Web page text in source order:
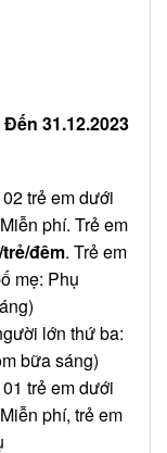
31.12.2023
trẻ em dưới
phí. Trẻ em
trẻ/đêm. Trẻ em
mẹ: Phụ
lớn thứ ba:
bữa sáng)
trẻ em dưới
phí, trẻ em